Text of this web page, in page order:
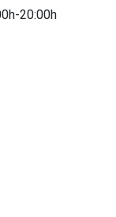
20:00h